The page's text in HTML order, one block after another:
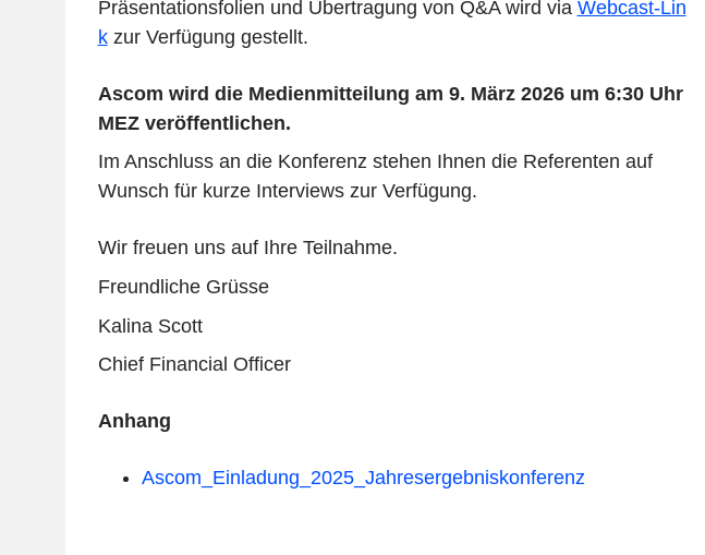
Präsentationsfolien und Übertragung von Q&A wird via Webcast-Lin
kzur Verfügung gestellt.
Ascom wird die Medienmitteilung am 9. März 2026 um 6:30 Uhr
MEZ veröffentlichen.
Im Anschluss an die Konferenz stehen Ihnen die Referenten auf
Wunsch für kurze Interviews zur Verfügung.
Wir freuen uns auf Ihre Teilnahme.
Freundliche Grüsse
Kalina Scott
Chief Financial Officer
Anhang
Ascom_Einladung_2025_Jahresergebniskonferenz